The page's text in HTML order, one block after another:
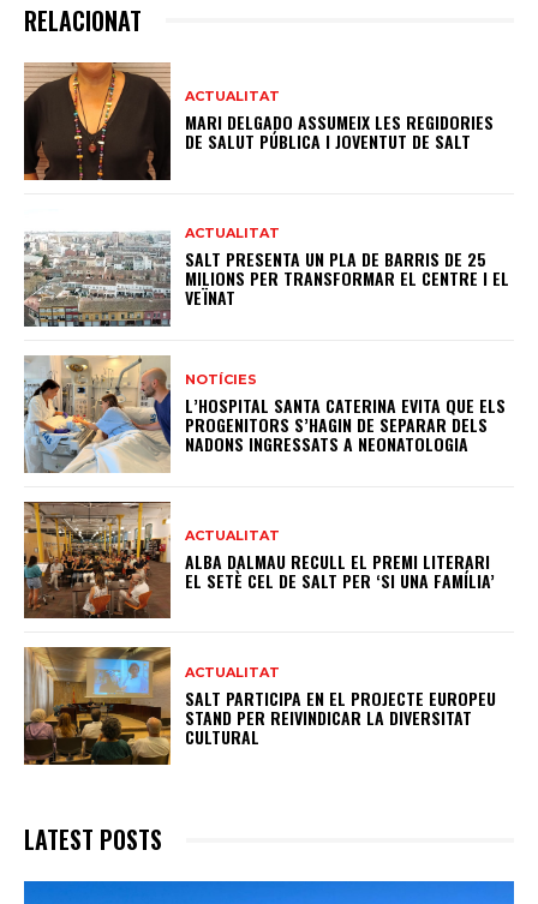
RELACIONAT
ACTUALITAT
MARI DELGADO ASSUMEIX LES REGIDORIES
DE SALUT PÚBLICA I JOVENTUT DE SALT
ACTUALITAT
SALT PRESENTA UN PLA DE BARRIS DE 25
MILIONS PER TRANSFORMAR EL CENTRE I EL
VEÏNAT
NOTÍCIES
L’HOSPITAL SANTA CATERINA EVITA QUE ELS
PROGENITORS S’HAGIN DE SEPARAR DELS
NADONS INGRESSATS A NEONATOLOGIA
ACTUALITAT
ALBA DALMAU RECULL EL PREMI LITERARI
EL SETÈ CEL DE SALT PER ‘SI UNA FAMÍLIA’
ACTUALITAT
SALT PARTICIPA EN EL PROJECTE EUROPEU
STAND PER REIVINDICAR LA DIVERSITAT
CULTURAL
LATEST POSTS